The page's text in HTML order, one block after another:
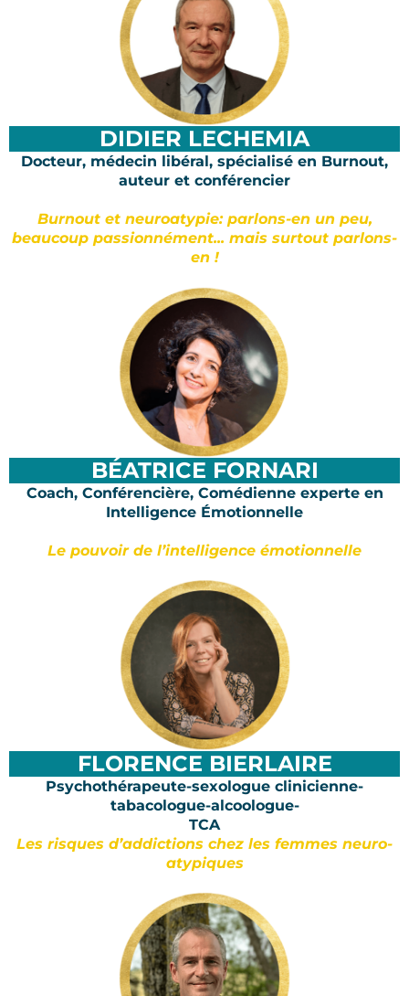
DIDIER LECHEMIA
Docteur, médecin libéral, spécialisé en Burnout,
auteur et conférencier
Burnout et neuroatypie: parlons-en un peu,
beaucoup passionnément... mais surtout parlons-
en !
BÉATRICE FORNARI
Coach, Conférencière, Comédienne experte en
Intelligence Émotionnelle
Le pouvoir de l’intelligence émotionnelle
FLORENCE BIERLAIRE
Psychothérapeute-sexologue clinicienne-
tabacologue-alcoologue-
TCA
Les risques d’addictions chez les femmes neuro-
atypiques